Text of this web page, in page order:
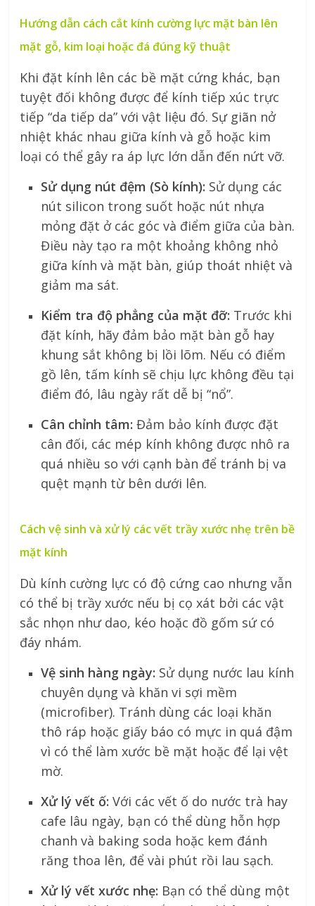
Hướng dẫn cách cắt kính cường lực mặt bàn lên
mặt gỗ, kim loại hoặc đá đúng kỹ thuật
Khi đặt kính lên các bề mặt cứng khác, bạn
tuyệt đối không được để kính tiếp xúc trực
tiếp “da tiếp da” với vật liệu đó. Sự giãn nở
nhiệt khác nhau giữa kính và gỗ hoặc kim
loại có thể gây ra áp lực lớn dẫn đến nứt vỡ.
Sử dụng nút đệm (Sò kính): Sử dụng các
nút silicon trong suốt hoặc nút nhựa
mỏng đặt ở các góc và điểm giữa của bàn.
Điều này tạo ra một khoảng không nhỏ
giữa kính và mặt bàn, giúp thoát nhiệt và
giảm ma sát.
Kiểm tra độ phẳng của mặt đỡ: Trước khi
đặt kính, hãy đảm bảo mặt bàn gỗ hay
khung sắt không bị lồi lõm. Nếu có điểm
gồ lên, tấm kính sẽ chịu lực không đều tại
điểm đó, lâu ngày rất dễ bị “nổ”.
Cân chỉnh tâm: Đảm bảo kính được đặt
cân đối, các mép kính không được nhô ra
quá nhiều so với cạnh bàn để tránh bị va
quệt mạnh từ bên dưới lên.
Cách vệ sinh và xử lý các vết trầy xước nhẹ trên bề
mặt kính
Dù kính cường lực có độ cứng cao nhưng vẫn
có thể bị trầy xước nếu bị cọ xát bởi các vật
sắc nhọn như dao, kéo hoặc đồ gốm sứ có
đáy nhám.
Vệ sinh hàng ngày: Sử dụng nước lau kính
chuyên dụng và khăn vi sợi mềm
(microfiber). Tránh dùng các loại khăn
thô ráp hoặc giấy báo có mực in quá đậm
vì có thể làm xước bề mặt hoặc để lại vệt
mờ.
Xử lý vết ố: Với các vết ố do nước trà hay
cafe lâu ngày, bạn có thể dùng hỗn hợp
chanh và baking soda hoặc kem đánh
răng thoa lên, để vài phút rồi lau sạch.
Xử lý vết xước nhẹ: Bạn có thể dùng một